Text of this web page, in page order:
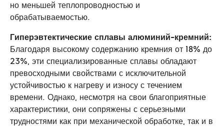
но меньшей теплопроводностью и
обрабатываемостью.
Гиперэвтектические сплавы алюминий-кремний:
Благодаря высокому содержанию кремния от 18% до
23%, эти специализированные сплавы обладают
превосходными свойствами с исключительной
устойчивостью к нагреву и износу с течением
времени. Однако, несмотря на свои благоприятные
характеристики, они сопряжены с серьезными
трудностями как при механической обработке, так и в